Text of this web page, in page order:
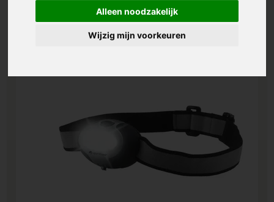
Alleen noodzakelijk
Wijzig mijn voorkeuren